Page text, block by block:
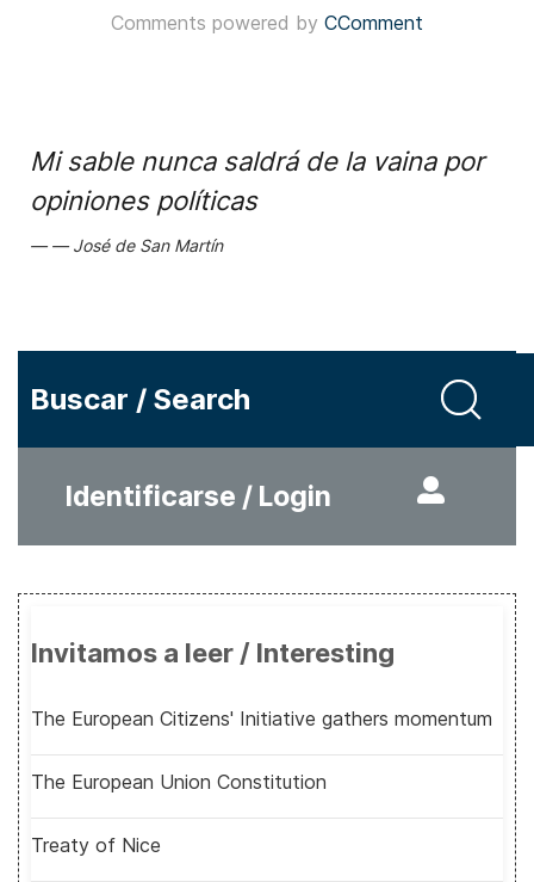
Comments powered by CComment
Mi sable nunca saldrá de la vaina por
opiniones políticas
José de San Martín
Buscar / Search
Identificarse / Login
Invitamos a leer / Interesting
The European Citizens' Initiative gathers momentum
The European Union Constitution
Treaty of Nice